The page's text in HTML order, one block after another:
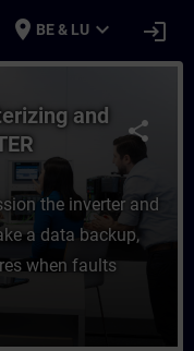
place BE & LU expand_more login
share
and
the inverter and
a data backup,
when faults